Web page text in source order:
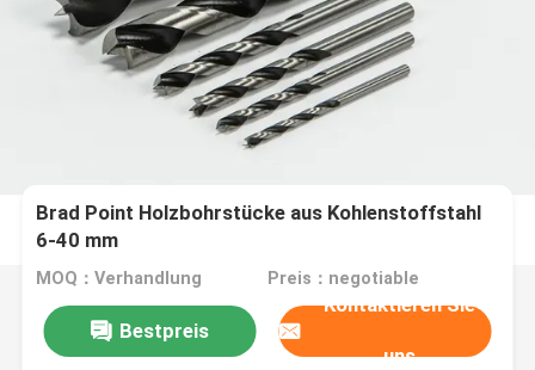
Brad Point Holzbohrstücke aus Kohlenstoffstahl
6-40 mm
MOQ：Verhandlung Preis：negotiable
Bestpreis
Kontaktieren Sie
uns